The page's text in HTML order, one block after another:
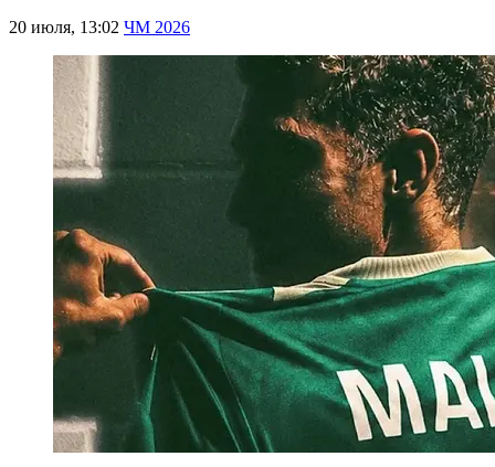
20 июля, 13:02 ЧМ 2026